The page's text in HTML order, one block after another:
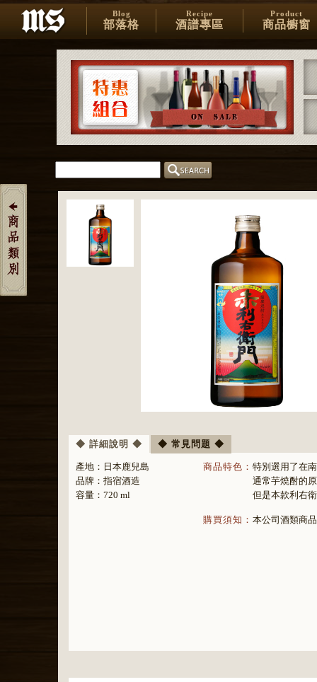
Blog
部落格
Recipe
酒譜專區
Product
商品櫥窗
◆ 詳細說明 ◆ ◆ 常見問題 ◆
產地： 日本鹿兒島
品牌： 指宿酒造
容量：720 ml
商品特色： 特別選用了在
通常芋燒酎的
但是本款利右
購買須知： 本公司酒類商